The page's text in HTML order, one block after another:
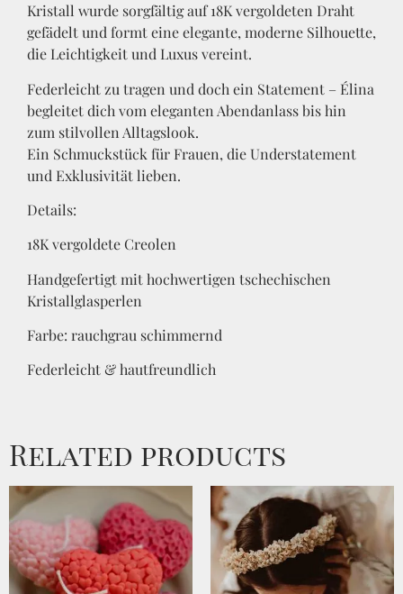
Kristall wurde sorgfältig auf 18K vergoldeten Draht
gefädelt und formt eine elegante, moderne Silhouette,
die Leichtigkeit und Luxus vereint.
Federleicht zu tragen und doch ein Statement – Élina
begleitet dich vom eleganten Abendanlass bis hin
zum stilvollen Alltagslook.
Ein Schmuckstück für Frauen, die Understatement
und Exklusivität lieben.
Details:
18K vergoldete Creolen
Handgefertigt mit hochwertigen tschechischen
Kristallglasperlen
Farbe: rauchgrau schimmernd
Federleicht & hautfreundlich
Related products